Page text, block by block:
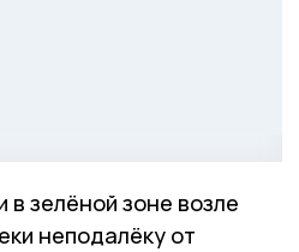
в зелёной зоне возле
неподалёку от